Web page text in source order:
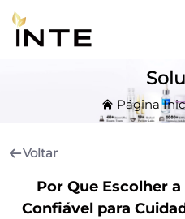
Página
Voltar
Por Que Escolher
Confiável para